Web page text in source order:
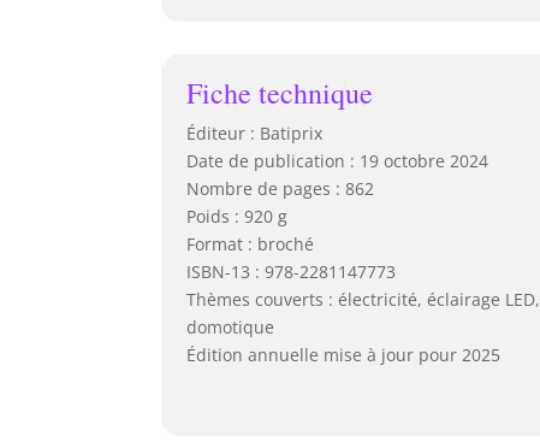
Fiche technique
Éditeur : Batiprix
Date de publication : 19 octobre 2024
Nombre de pages : 862
Poids : 920 g
Format : broché
ISBN-13 : 978-2281147773
Thèmes couverts : électricité, éclairage LED,
domotique
Édition annuelle mise à jour pour 2025